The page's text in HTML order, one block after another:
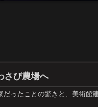
さび農場へ
だったことの驚きと、美術館